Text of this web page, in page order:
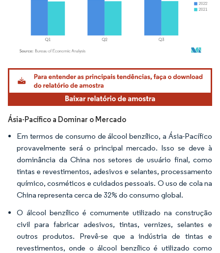
Imagem © Mordor Intelligence. O reuso requer atribuição conforme CC BY 4.0.
Ásia-Pacífico a Dominar o Mercado
Em termos de consumo de álcool benzílico, a Ásia-Pacífico
provavelmente será o principal mercado. Isso se deve à
dominância da China nos setores de usuário final, como
tintas e revestimentos, adesivos e selantes, processamento
químico, cosméticos e cuidados pessoais. O uso de cola na
China representa cerca de 32% do consumo global.
O álcool benzílico é comumente utilizado na construção
civil para fabricar adesivos, tintas, vernizes, selantes e
outros produtos. Prevê-se que a indústria de tintas e
revestimentos, onde o álcool benzílico é utilizado como